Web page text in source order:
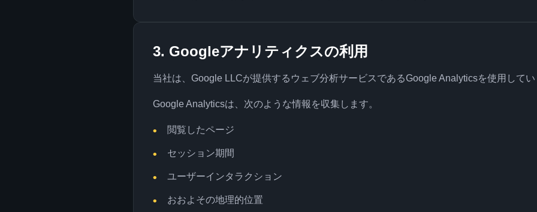
3. Googleアナリティクスの利用
当社は、Google LLCが提供するウェブ分析サービスであるGoogle Analyticsを使用して
Google Analyticsは、次のような情報を収集します。
閲覧したページ
セッション期間
ユーザーインタラクション
おおよその地理的位置